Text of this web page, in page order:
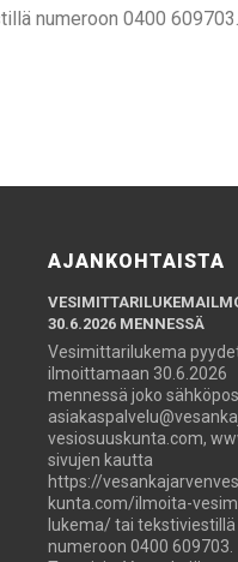
numeroon 0400
AJANKOHTAISTA
30.6.2026 MENNESSÄ
Vesimittarilukema
ilmoittamaan 30.6.2026
mennessä joko
vesiosuuskunta.com,
sivujen kautta
https://
kunta.com/ilmoita-
lukema/ tai tekstiviestillä
numeroon 0400 609703.